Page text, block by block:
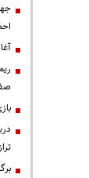
صف ۵۰ کیلومتری و گاز
تراز